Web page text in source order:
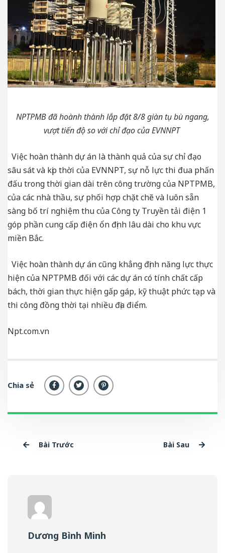
NPTPMB đã hoành thành lắp đặt 8/8 giàn tụ bù ngang,
vượt tiến độ so với chỉ đạo của EVNNPT
Việc hoàn thành dự án là thành quả của sự chỉ đạo
sâu sát và kịp thời của EVNNPT, sự nỗ lực thi đua phấn
đấu trong thời gian dài trên công trường của NPTPMB,
của các nhà thầu, sự phối hợp chặt chẽ và luôn sẵn
sàng bố trí nghiệm thu của Công ty Truyền tải điện 1
góp phần cung cấp điện ổn định lâu dài cho khu vực
miền Bắc.
Việc hoàn thành dự án cũng khẳng định năng lực thực
hiện của NPTPMB đối với các dự án có tính chất cấp
bách, thời gian thực hiện gấp gáp, kỹ thuật phức tạp và
thi công đồng thời tại nhiều địa điểm.
Npt.com.vn
Chia sẻ
Bài Trước Bài Sau
Dương Bình Minh